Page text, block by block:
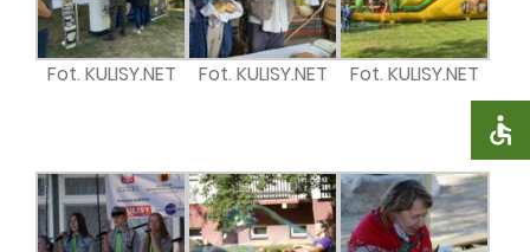
Fot. KULISY.NET Fot. KULISY.NET Fot. KULISY.NET